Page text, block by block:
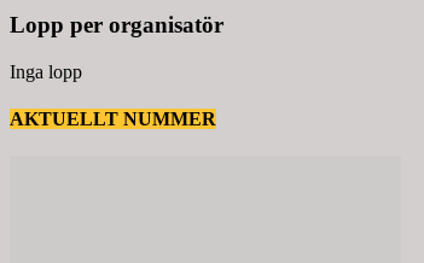
Lopp per organisatör
Inga lopp
AKTUELLT NUMMER